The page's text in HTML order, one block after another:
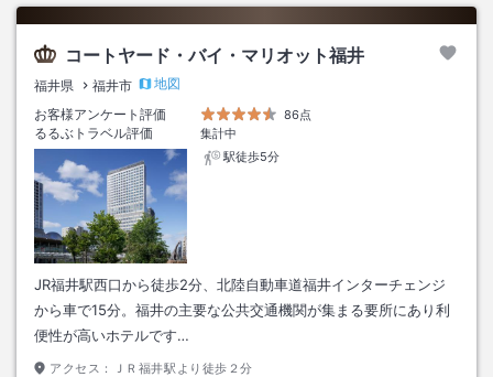
コートヤード・バイ・マリオット福井
福井県 福井市
地図
お客様アンケート評価
86点
るるぶトラベル評価
集計中
駅徒歩5分
JR福井駅西口から徒歩2分、北陸自動車道福井インターチェンジ
から車で15分。福井の主要な公共交通機関が集まる要所にあり利
便性が高いホテルです…
アクセス： ＪＲ福井駅より徒歩２分